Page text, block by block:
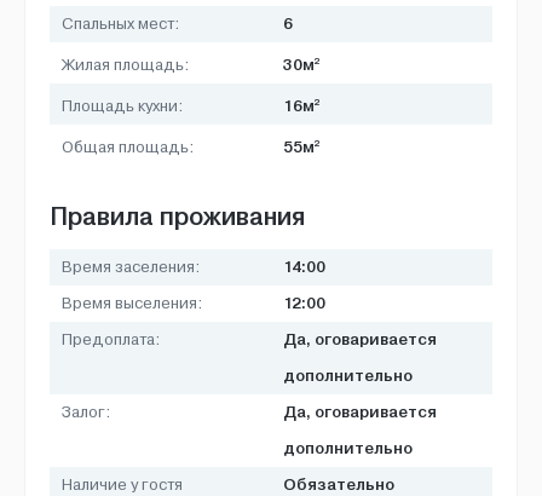
Спальных мест: 6
Жилая площадь: 30м2
Площадь кухни: 16м2
Общая площадь: 55м2
Правила проживания
Время заселения: 14:00
Время выселения: 12:00
Предоплата:
Да, оговаривается
дополнительно
Залог:
Да, оговаривается
дополнительно
Наличие у гостя
Обязательно